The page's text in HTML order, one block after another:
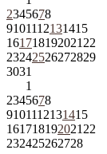
2345678
9101112131415
161718192021 22
23242526272829
3031
1
2345678
9101112131415
161718192021 22
232425262728